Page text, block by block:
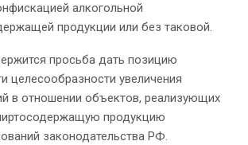
алкогольной
продукции или без таковой.
просьба дать позицию
целесообразности увеличения
в отношении объектов, реализующих
продукцию
законодательства РФ.